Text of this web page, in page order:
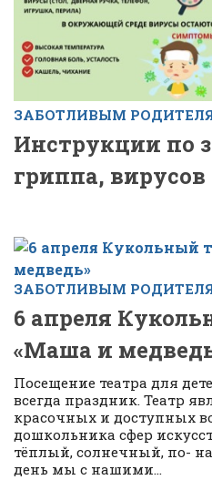
ЗАБОТЛИВЫМ
Инструкции по
гриппа, вирусов
ЗАБОТЛИВЫМ
6 апреля
«Маша и
Посещение театра для
всегда праздник. Театр
красочных и доступных
дошкольника сфер
тёплый, солнечный, по-
день мы с нашими...